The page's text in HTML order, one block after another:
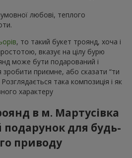
любові, теплого
, то такий букет троянд, хоча і
вказує на цілу бурю
може бути подарований і
приємне, або сказати “ти
така композиція і як
характеру
в м. Мартусівка
для будь-
приводу